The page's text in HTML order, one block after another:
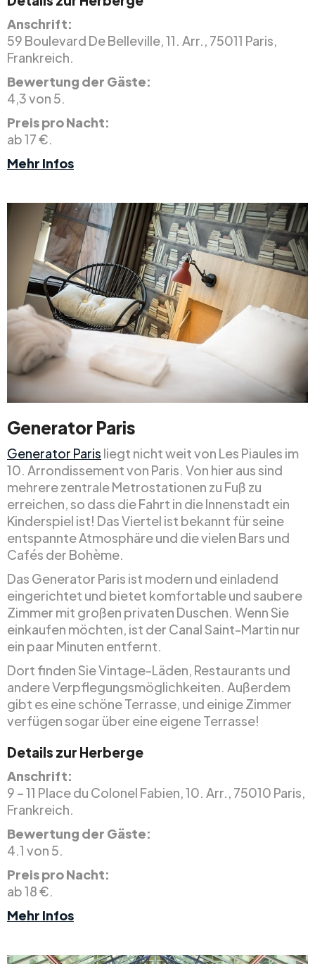
Anschrift:
59 Boulevard De Belleville, 11. Arr., 75011 Paris,
Frankreich.
Bewertung der Gäste:
4,3 von 5.
Preis pro Nacht:
ab 17 €.
Mehr Infos
Generator Paris
Generator Paris liegt nicht weit von Les Piaules im
10. Arrondissement von Paris. Von hier aus sind
mehrere zentrale Metrostationen zu Fuß zu
erreichen, so dass die Fahrt in die Innenstadt ein
Kinderspiel ist! Das Viertel ist bekannt für seine
entspannte Atmosphäre und die vielen Bars und
Cafés der Bohème.
Das Generator Paris ist modern und einladend
eingerichtet und bietet komfortable und saubere
Zimmer mit großen privaten Duschen. Wenn Sie
einkaufen möchten, ist der Canal Saint-Martin nur
ein paar Minuten entfernt.
Dort finden Sie Vintage-Läden, Restaurants und
andere Verpflegungsmöglichkeiten. Außerdem
gibt es eine schöne Terrasse, und einige Zimmer
verfügen sogar über eine eigene Terrasse!
Details zur Herberge
Anschrift:
9 – 11 Place du Colonel Fabien, 10. Arr., 75010 Paris,
Frankreich.
Bewertung der Gäste:
4.1 von 5.
Preis pro Nacht:
ab 18 €.
Mehr Infos